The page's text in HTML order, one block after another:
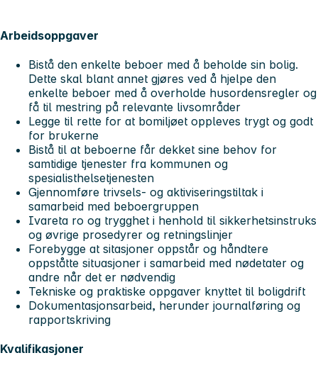
Arbeidsoppgaver
Bistå den enkelte beboer med å beholde sin bolig.
Dette skal blant annet gjøres ved å hjelpe den
enkelte beboer med å overholde husordensregler og
få til mestring på relevante livsområder
Legge til rette for at bomiljøet oppleves trygt og godt
for brukerne
Bistå til at beboerne får dekket sine behov for
samtidige tjenester fra kommunen og
spesialisthelsetjenesten
Gjennomføre trivsels- og aktiviseringstiltak i
samarbeid med beboergruppen
Ivareta ro og trygghet i henhold til sikkerhetsinstruks
og øvrige prosedyrer og retningslinjer
Forebygge at sitasjoner oppstår og håndtere
oppståtte situasjoner i samarbeid med nødetater og
andre når det er nødvendig
Tekniske og praktiske oppgaver knyttet til boligdrift
Dokumentasjonsarbeid, herunder journalføring og
rapportskriving
Kvalifikasjoner